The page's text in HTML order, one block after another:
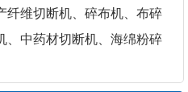
纤维切断机、碎布机、布碎
、中药材切断机、海绵粉碎